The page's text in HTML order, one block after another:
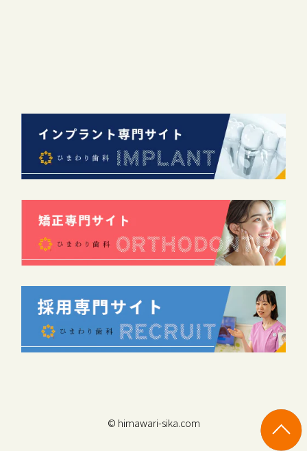
© himawari-sika.com